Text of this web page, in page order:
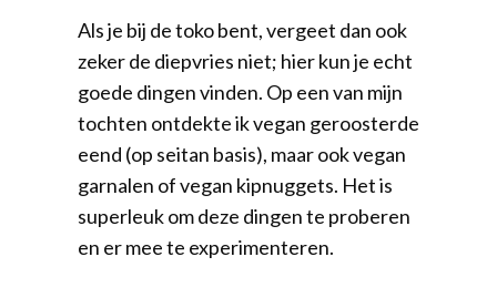
Als je bij de toko bent, vergeet dan ook
zeker de diepvries niet; hier kun je echt
goede dingen vinden. Op een van mijn
tochten ontdekte ik vegan geroosterde
eend (op seitan basis), maar ook vegan
garnalen of vegan kipnuggets. Het is
superleuk om deze dingen te proberen
en er mee te experimenteren.